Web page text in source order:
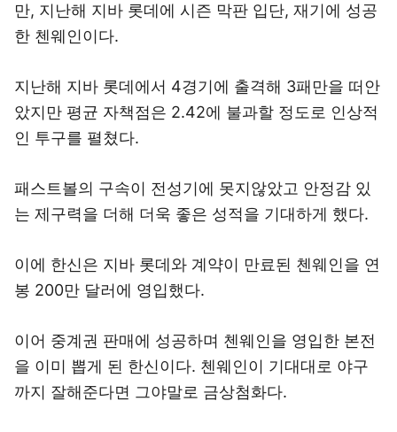
만, 지난해 지바 롯데에 시즌 막판 입단, 재기에 성공
한 첸웨인이다.
지난해 지바 롯데에서 4경기에 출격해 3패만을 떠안
았지만 평균 자책점은 2.42에 불과할 정도로 인상적
인 투구를 펼쳤다.
패스트볼의 구속이 전성기에 못지않았고 안정감 있
는 제구력을 더해 더욱 좋은 성적을 기대하게 했다.
이에 한신은 지바 롯데와 계약이 만료된 첸웨인을 연
봉 200만 달러에 영입했다.
이어 중계권 판매에 성공하며 첸웨인을 영입한 본전
을 이미 뽑게 된 한신이다. 첸웨인이 기대대로 야구
까지 잘해준다면 그야말로 금상첨화다.